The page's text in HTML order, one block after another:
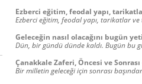
Ezberci eğitim, feodal yapı,
Ezberci eğitim, feodal yapı, tarikatlar
Geleceğin nasıl olacağını bugün
Dün, bir gündü dünde kaldı. Bugün bu
Çanakkale Zaferi, Öncesi ve Sonrası
Bir milletin geleceği için sonrası